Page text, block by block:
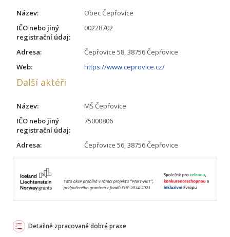
Název:
Obec Čepřovice
IČO nebo jiný
registrační údaj:
00228702
Adresa:
Čepřovice 58, 38756 Čepřovice
Web:
https://www.ceprovice.cz/
Další aktéři
Název:
MŠ Čepřovice
IČO nebo jiný
registrační údaj:
75000806
Adresa: Čepřovice 56, 38756 Čepřovice
Detailně zpracované dobré praxe